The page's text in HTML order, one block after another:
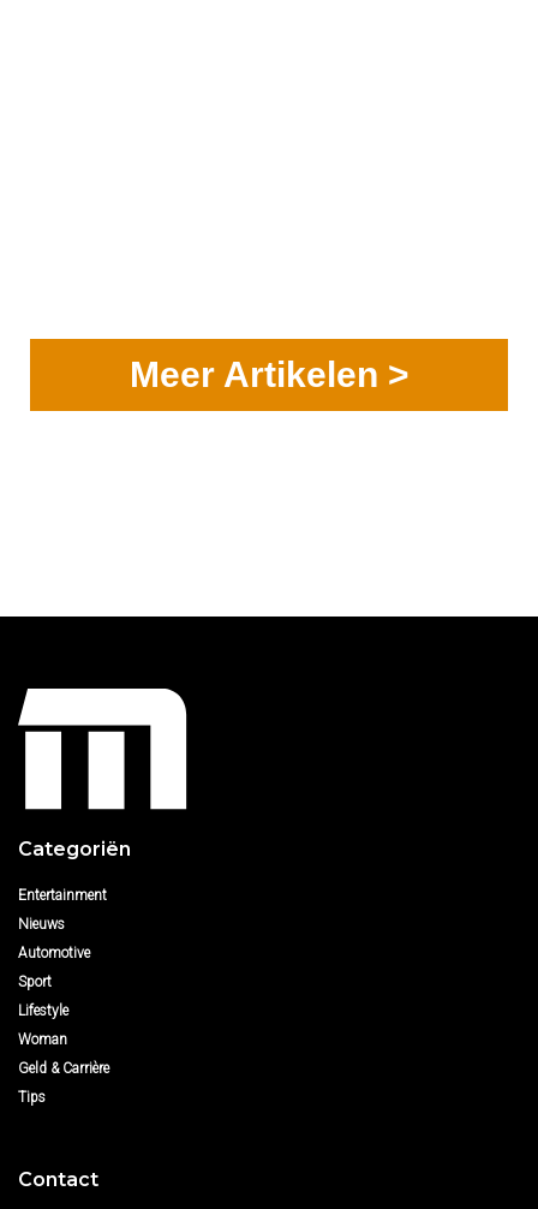
Meer Artikelen >
Categoriën
Entertainment
Nieuws
Automotive
Sport
Lifestyle
Woman
Geld & Carrière
Tips
Contact